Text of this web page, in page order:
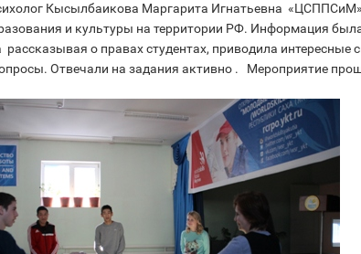
Кысылбаикова Маргарита Игнатьевна
и культуры на территории РФ. Информация
рассказывая о правах студентах, приводила интересные
Отвечали на задания активно . Мероприятие